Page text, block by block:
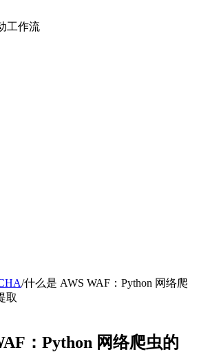
工作流
/什么是 AWS WAF：Python 网络爬
取
：Python 网络爬虫的